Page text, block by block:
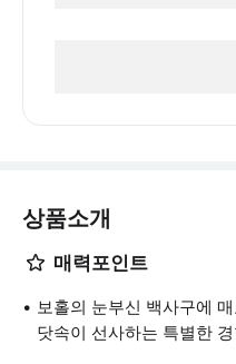
상품소개
매력포인트
보홀의 눈부신 백사구에
닷속이 선사하는 특별한